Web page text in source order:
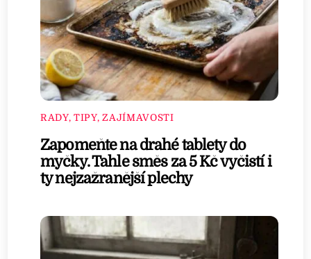
RADY, TIPY, ZAJÍMAVOSTI
Zapomeňte na drahé tablety do
myčky. Tahle směs za 5 Kč vyčistí i
ty nejzažranější plechy